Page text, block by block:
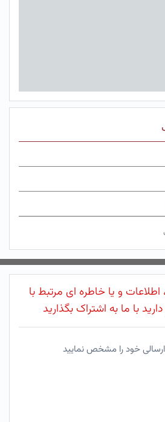
و یا خاطره ای مرتبط با
با ما به اشتراک بگذارید
خود را مشخص نمایید